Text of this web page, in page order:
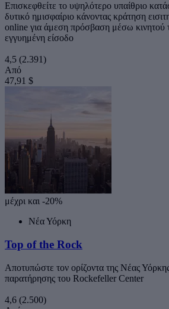
Επισκεφθείτε το υψηλότερο υπαίθριο
δυτικό ημισφαίριο κάνοντας κράτηση
online για άμεση πρόσβαση μέσω κινητού
εγγυημένη είσοδο
4,5 (2.391)
Από
47,91 $
μέχρι και -20%
Νέα Υόρκη
Top of the Rock
Αποτυπώστε τον ορίζοντα της Νέας
παρατήρησης του Rockefeller Center
4,6 (2.500)